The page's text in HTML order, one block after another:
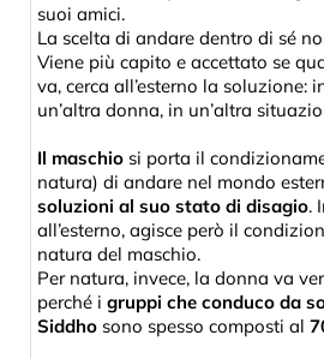
suoi amici.
La scelta di andare dentro di sé
Viene più capito e accettato se
va, cerca all’esterno la soluzione:
un’altra donna, in un’altra
Il maschio si porta il
natura) di andare nel mondo
soluzioni al suo stato di disagio.
all’esterno, agisce però il
natura del maschio.
Per natura, invece, la donna va
perché i gruppi che conduco da
Siddho sono spesso composti al